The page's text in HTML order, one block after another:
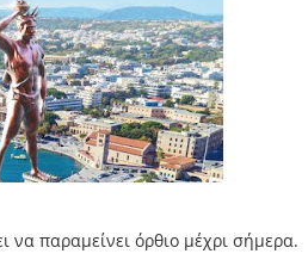
παραμείνει όρθιο μέχρι σήμερα.